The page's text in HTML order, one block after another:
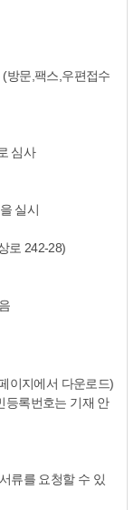
방문,팩스,우편접수
심사
실시
로 242-28)
이지에서 다운로드)
등록번호는 기재 안
류를 요청할 수 있